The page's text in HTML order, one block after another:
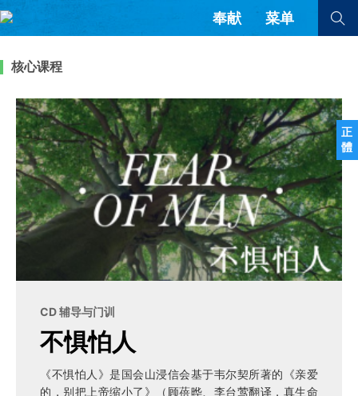
正
體
奉献 菜单
文章 书评 访谈 问答
来信
教会带领 解经式讲道与神学
福音传讲与宣教 成员制与教会纪律
查看全部
查看全部
隐私条款 其他的模式
简体中文 正體中文
英语
葡萄牙语
俄语
乌兹别克语
达里语
波斯语
越南语
韩语
阿尔巴尼亚语
塞尔维亚语
核心课程
CD 辅导与门训
不惧怕人
《不惧怕人》是国会山浸信会基于韦尔契所著的《亲爱
的，别把上帝缩小了》（顾蓓晔、李台莺翻译，真生命